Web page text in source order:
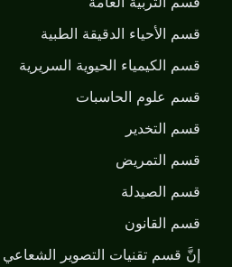
قسم الأحياء الدقيقة الطبية
قسم الكيمياء الحيوية السريرية
قسم علوم الحاسبات
قسم التخدير
قسم التمريض
قسم الصيدلة
قسم القانون
إنَّ قسم تقنيات التصوير الشعاعي